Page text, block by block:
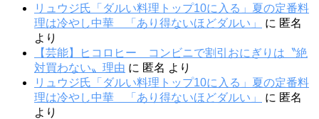
リュウジ氏「ダルい料理トップ10に入る」夏の定番料
理は冷やし中華 「あり得ないほどダルい」
に 匿名
より
【芸能】ヒコロヒー コンビニで割引おにぎりは〝絶
対買わない〟理由 に 匿名 より
リュウジ氏「ダルい料理トップ10に入る」夏の定番料
理は冷やし中華 「あり得ないほどダルい」
に 匿名
より